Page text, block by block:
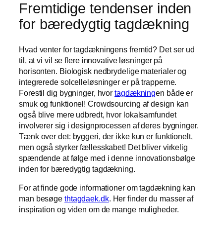
Fremtidige tendenser inden
for bæredygtig tagdækning
Hvad venter for tagdækningens fremtid? Det ser ud
til, at vi vil se flere innovative løsninger på
horisonten. Biologisk nedbrydelige materialer og
integrerede solcelleløsninger er på trapperne.
Forestil dig bygninger, hvortagdækningen både er
smuk og funktionel! Crowdsourcing af design kan
også blive mere udbredt, hvor lokalsamfundet
involverer sig i designprocessen af deres bygninger.
Tænk over det: byggeri, der ikke kun er funktionelt,
men også styrker fællesskabet! Det bliver virkelig
spændende at følge med i denne innovationsbølge
inden for bæredygtig tagdækning.
For at finde gode informationer om tagdækning kan
man besøge thtagdaek.dk. Her finder du masser af
inspiration og viden om de mange muligheder.